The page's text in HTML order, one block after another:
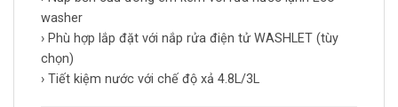
washer
› Phù hợp lắp đặt với nắp rửa điện tử WASHLET (tùy
chọn)
› Tiết kiệm nước với chế độ xả 4.8L/3L